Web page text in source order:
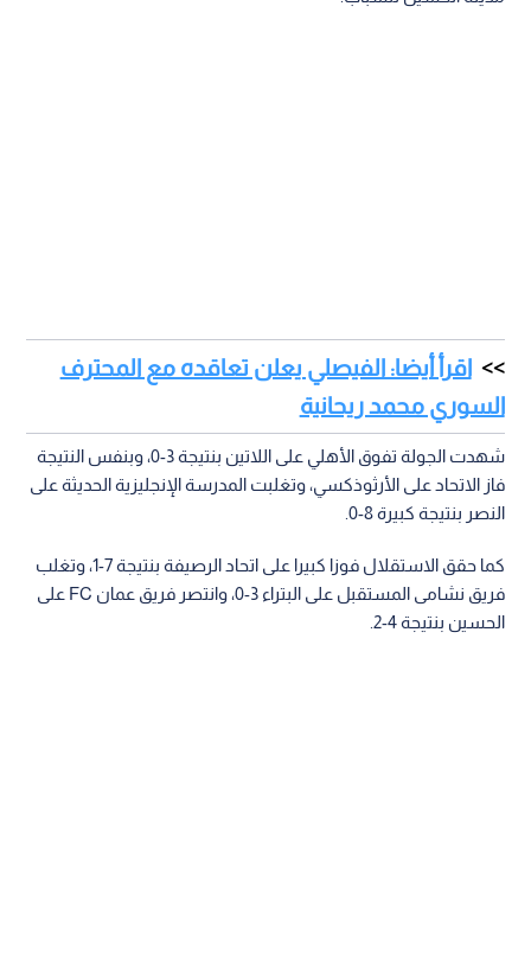
اقرأ أيضا: الفيصلي يعلن تعاقده مع المحترف
السوري محمد ريحانية
شهدت الجولة تفوق الأهلي على اللاتين بنتيجة 3-0، وبنفس النتيجة
فاز الاتحاد على الأرثوذكسي، وتغلبت المدرسة الإنجليزية الحديثة على
النصر بنتيجة كبيرة 8-0.
كما حقق الاستقلال فوزا كبيرا على اتحاد الرصيفة بنتيجة 7-1، وتغلب
فريق نشامى المستقبل على البتراء 3-0، وانتصر فريق عمان FC على
الحسين بنتيجة 4-2.